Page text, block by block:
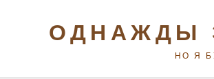
ОДНАЖДЫ
НО Я